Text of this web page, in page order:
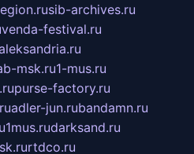
sib-archives.ru
venda-festival.ru
msk.ru1-mus.ru
purse-factory.ru
adler-jun.rubandamn.ru
1mus.rudarksand.ru
rtdco.ru